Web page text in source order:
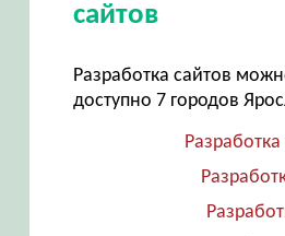
сайтов
Разработка сайтов
доступно 7 городов